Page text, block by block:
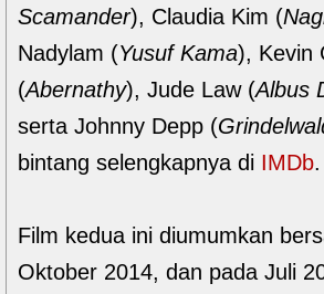
Scamander), Claudia Kim (
Nadylam (Yusuf Kama), Kevin
(Abernathy), Jude Law (Albus
serta Johnny Depp (
bintang selengkapnya di IMDb.
Film kedua ini diumumkan
Oktober 2014, dan pada Juli